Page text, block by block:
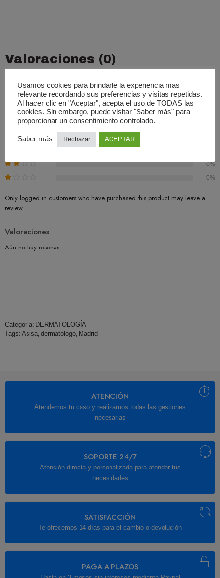
Valoraciones (0)
Basado En 0 Valoraciones
0.00Promedio
0%
0%
Only logged in customers who have purchased this product may leave a
review.
Valoraciones
Aún no hay reseñas.
Categoría: DERMATOLOGÍA
Tags: Asisa dermatólogo Madrid
ATENCIÓN
Atendemos tu caso y realizamos todas las gestiones
necesarias
SOPORTE 24/7
Atención directa y personalizada para atender tus
necesidades
SATISFACCIÓN
Te ofrecemos 14 días para el cambio o devolución
PAGA A PLAZOS
Usamos cookies para brindarle la experiencia más
relevante recordando sus preferencias y visitas repetidas.
Al hacer clic en "Aceptar", acepta el uso de TODAS las
cookies. Sin embargo, puede visitar "Saber más" para
proporcionar un consentimiento controlado.
Saber más Rechazar ACEPTAR